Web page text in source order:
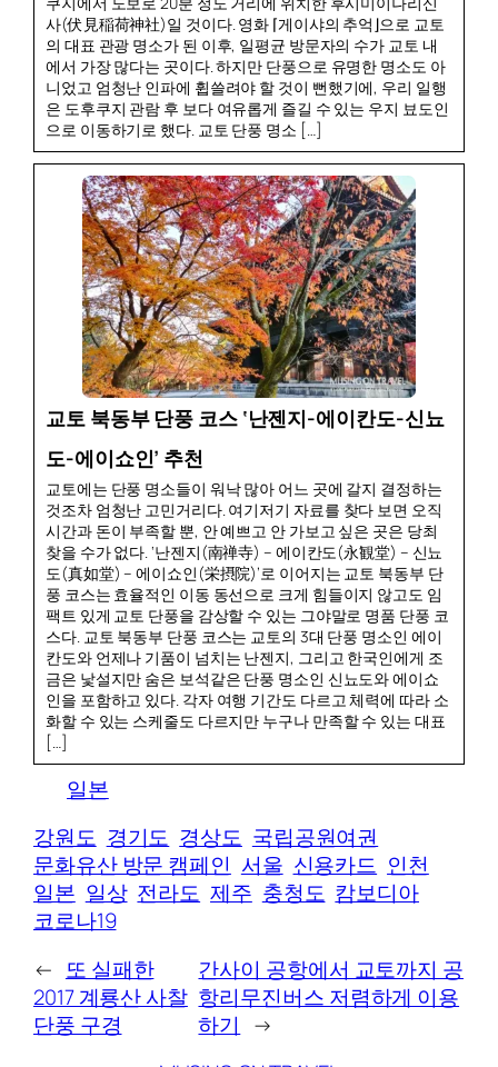
사(伏見稲荷神社)일 것이다. 영화 ⌈게이샤의 추억⌋으로 교토
의 대표 관광 명소가 된 이후, 일평균 방문자의 수가 교토 내
에서 가장 많다는 곳이다. 하지만 단풍으로 유명한 명소도 아
니었고 엄청난 인파에 휩쓸려야 할 것이 뻔했기에, 우리 일행
은 도후쿠지 관람 후 보다 여유롭게 즐길 수 있는 우지 뵤도인
으로 이동하기로 했다. 교토 단풍 명소 […]
교토 북동부 단풍 코스 ‘난젠지-에이칸도-신뇨
도-에이쇼인’ 추천
교토에는 단풍 명소들이 워낙 많아 어느 곳에 갈지 결정하는
것조차 엄청난 고민거리다. 여기저기 자료를 찾다 보면 오직
시간과 돈이 부족할 뿐, 안 예쁘고 안 가보고 싶은 곳은 당최
찾을 수가 없다. ‘난젠지(南禅寺) – 에이칸도(永観堂) – 신뇨
도(真如堂) – 에이쇼인(栄摂院)’로 이어지는 교토 북동부 단
풍 코스는 효율적인 이동 동선으로 크게 힘들이지 않고도 임
팩트 있게 교토 단풍을 감상할 수 있는 그야말로 명품 단풍 코
스다. 교토 북동부 단풍 코스는 교토의 3대 단풍 명소인 에이
칸도와 언제나 기품이 넘치는 난젠지, 그리고 한국인에게 조
금은 낯설지만 숨은 보석같은 단풍 명소인 신뇨도와 에이쇼
인을 포함하고 있다. 각자 여행 기간도 다르고 체력에 따라 소
화할 수 있는 스케줄도 다르지만 누구나 만족할 수 있는 대표
[…]
일본
강원도 경기도 경상도 국립공원여권
문화유산 방문 캠페인 서울 신용카드 인천
일본 일상 전라도 제주 충청도 캄보디아
코로나19
← 또 실패한
2017 계룡산 사찰
단풍 구경
간사이 공항에서 교토까지 공
항리무진버스 저렴하게 이용
하기
→